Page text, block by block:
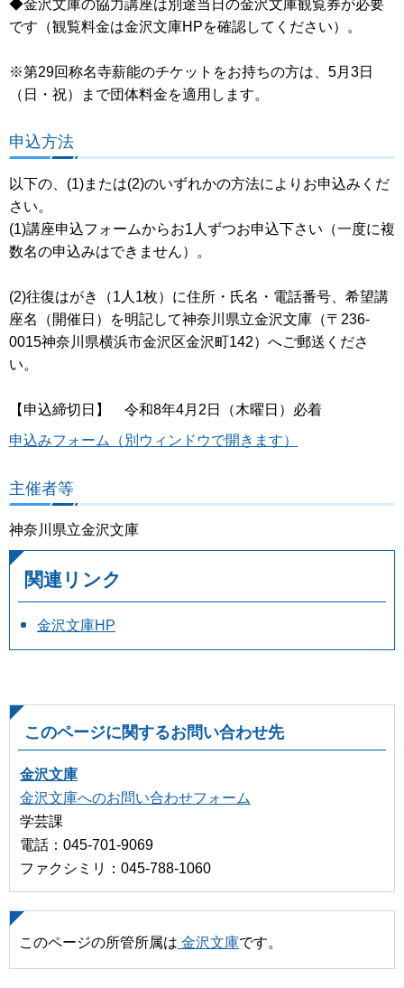
◆金沢文庫の協力講座は別途当日の金沢文庫観覧券が必要
です（観覧料金は金沢文庫HPを確認してください）。
※第29回称名寺薪能のチケットをお持ちの方は、5月3日
（日・祝）まで団体料金を適用します。
申込方法
以下の、(1)または(2)のいずれかの方法によりお申込みくだ
さい。
(1)講座申込フォームからお1人ずつお申込下さい（一度に複
数名の申込みはできません）。
(2)往復はがき（1人1枚）に住所・氏名・電話番号、希望講
座名（開催日）を明記して神奈川県立金沢文庫（〒236-
0015神奈川県横浜市金沢区金沢町142）へご郵送くださ
い。
【申込締切日】 令和8年4月2日（木曜日）必着
申込みフォーム（別ウィンドウで開きます）
主催者等
神奈川県立金沢文庫
関連リンク
金沢文庫HP
このページに関するお問い合わせ先
金沢文庫
金沢文庫へのお問い合わせフォーム
学芸課
電話：045-701-9069
ファクシミリ：045-788-1060
このページの所管所属は 金沢文庫です。